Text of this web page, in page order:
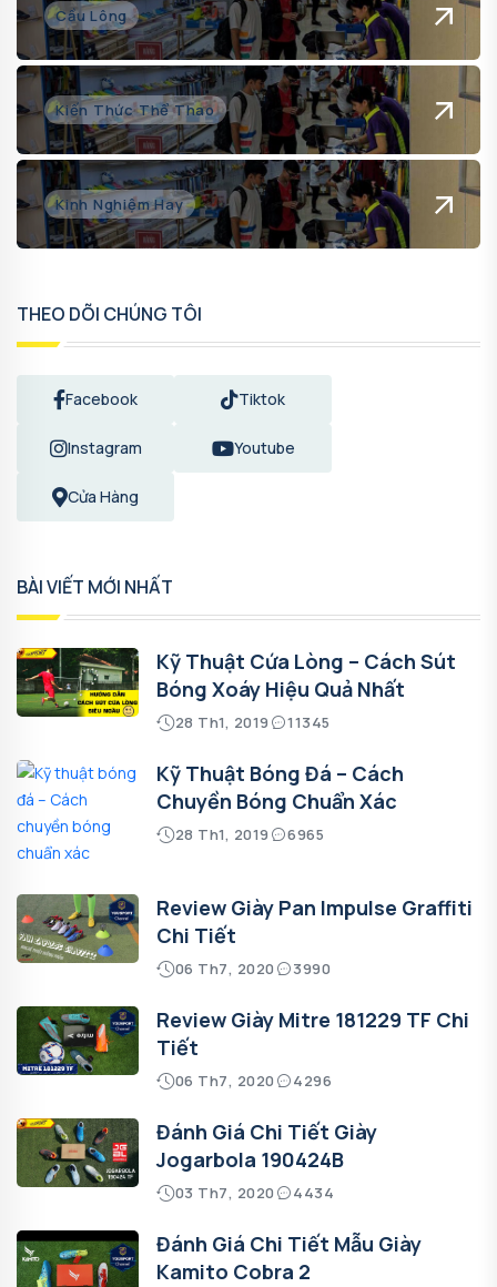
Cầu Lông
Kiến Thức Thể Thao
Kinh Nghiệm Hay
THEO DÕI CHÚNG TÔI
Facebook Tiktok
Instagram Youtube
Cửa Hàng
BÀI VIẾT MỚI NHẤT
Kỹ Thuật Cứa Lòng – Cách Sút
Bóng Xoáy Hiệu Quả Nhất
28 Th1, 2019 11345
Kỹ Thuật Bóng Đá – Cách
Chuyền Bóng Chuẩn Xác
28 Th1, 2019 6965
Review Giày Pan Impulse Graffiti
Chi Tiết
06 Th7, 2020 3990
Review Giày Mitre 181229 TF Chi
Tiết
06 Th7, 2020 4296
Đánh Giá Chi Tiết Giày
Jogarbola 190424B
03 Th7, 2020 4434
Đánh Giá Chi Tiết Mẫu Giày
Kamito Cobra 2